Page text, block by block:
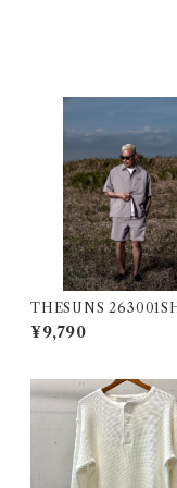
THESUNS
U GRY
¥9,790